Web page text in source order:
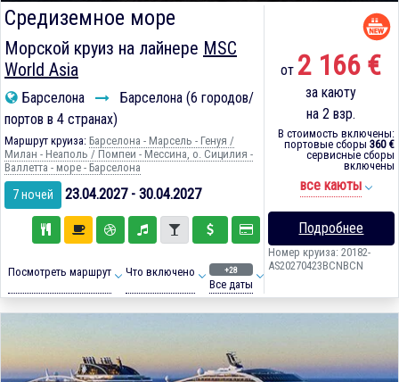
Средиземное море
Морской круиз на лайнере MSC
World Asia
Барселона
Барселона (6 городов/
портов в 4 странах)
Маршрут круиза: Барселона - Марсель - Генуя /
Милан - Неаполь / Помпеи - Мессина, о. Сицилия -
Валлетта - море - Барселона
7 ночей 23.04.2027 - 30.04.2027
Посмотреть маршрут Что включено +28
Все даты
от 2 166 €
за каюту
на 2 взр.
В стоимость включены:
портовые сборы 360 €
сервисные сборы
включены
все каюты
Подробнее
Номер круиза: 20182-
AS20270423BCNBCN